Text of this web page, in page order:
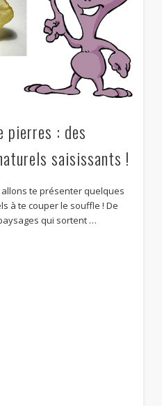
pierres : des
saisissants !
allons te présenter quelques
à te couper le souffle ! De
qui sortent …